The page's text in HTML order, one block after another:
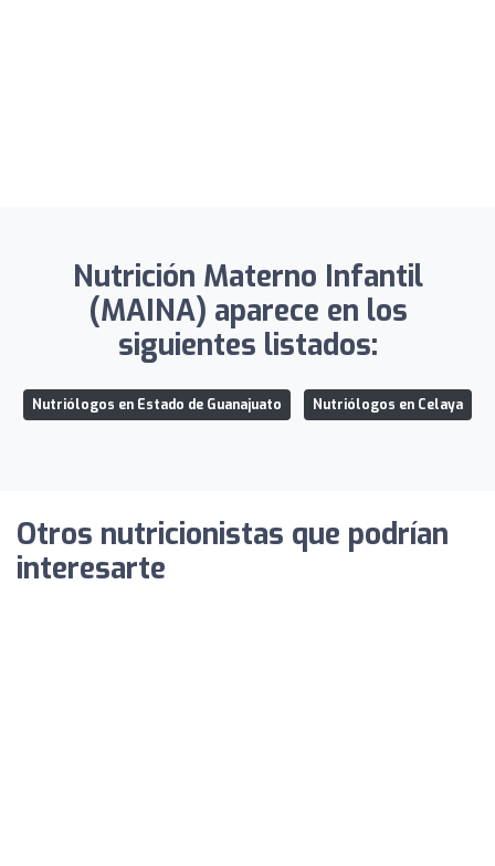
Nutrición Materno Infantil
(MAINA) aparece en los
siguientes listados:
Nutriólogos en Estado de Guanajuato Nutriólogos en Celaya
Otros nutricionistas que podrían
interesarte